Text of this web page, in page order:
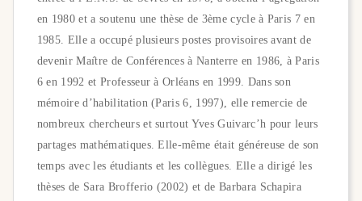
en 1980 et a soutenu une thèse de 3ème cycle à Paris 7 en
1985. Elle a occupé plusieurs postes provisoires avant de
devenir Maı̂tre de Conférences à Nanterre en 1986, à Paris
6 en 1992 et Professeur à Orléans en 1999. Dans son
mémoire d’habilitation (Paris 6, 1997), elle remercie de
nombreux chercheurs et surtout Yves Guivarc’h pour leurs
partages mathématiques. Elle-même était généreuse de son
temps avec les étudiants et les collègues. Elle a dirigé les
thèses de Sara Brofferio (2002) et de Barbara Schapira